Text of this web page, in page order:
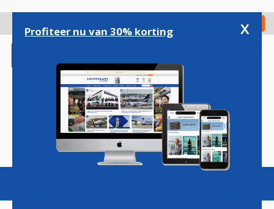
gaan
Check in
Magazine Podcasts Vacatures
Profiteer nu van 30% korting x